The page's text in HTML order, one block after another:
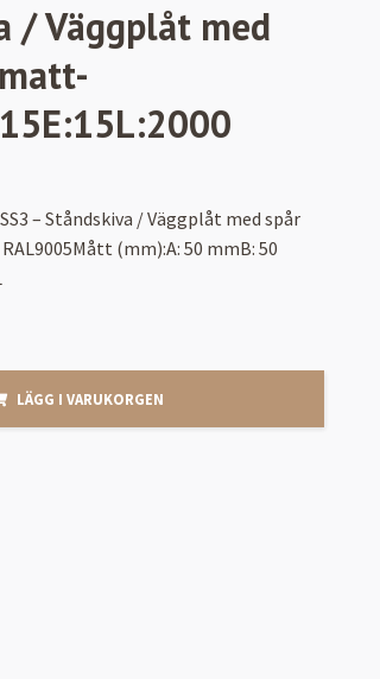
/ Väggplåt med
– Ståndskiva / Väggplåt med spår
(mm):A: 50 mmB: 50
LÄGG I VARUKORGEN